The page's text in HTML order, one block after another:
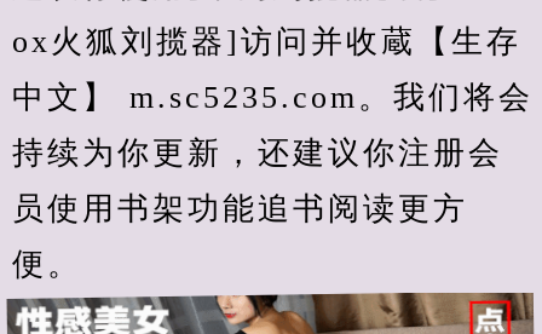
ox火狐刘揽器]访问并收蔵【生存
中文】 m.sc5235.com。我们将会
持续为你更新，还建议你注册会
员使用书架功能追书阅读更方
便。